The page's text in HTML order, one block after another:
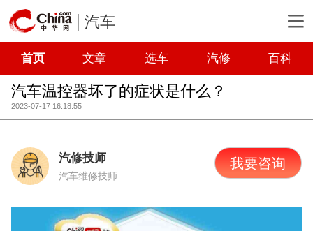
汽车
首页 文章 选车 汽修 百科
汽车温控器坏了的症状是什么？
2023-07-17 16:18:55
汽修技师
汽车维修技师
我要咨询